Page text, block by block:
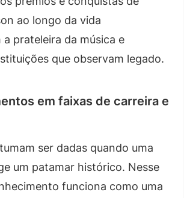
ao longo da vida
a prateleira da música e
que observam legado.
em faixas de carreira e
ser dadas quando uma
um patamar histórico. Nesse
funciona como uma